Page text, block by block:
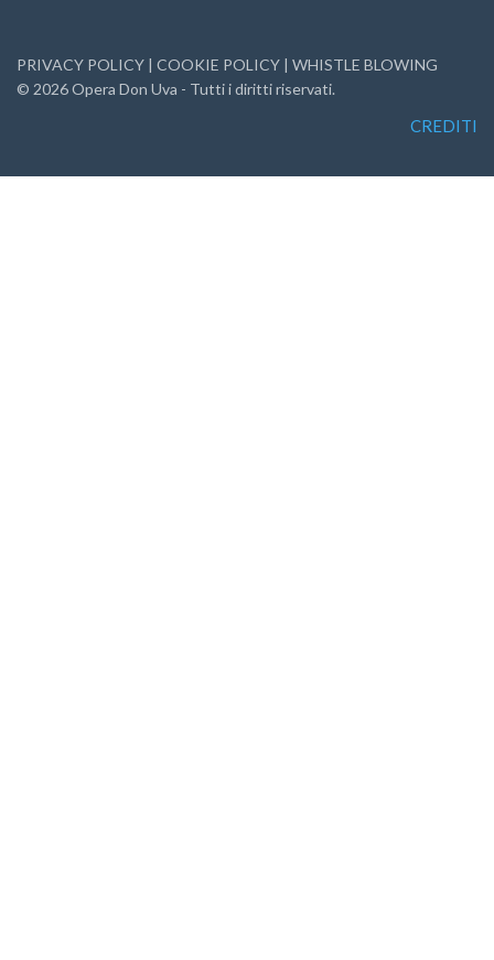
PRIVACY POLICY | COOKIE POLICY | WHISTLE BLOWING
© 2026Opera Don Uva - Tutti i diritti riservati.
CREDITI